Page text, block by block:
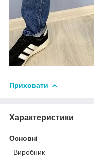
Приховати
Характеристики
Основні
Виробник